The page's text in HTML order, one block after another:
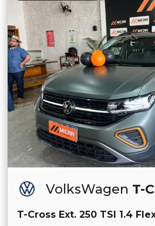
VolksWagen T-
T-Cross Ext. 250 TSI 1.4